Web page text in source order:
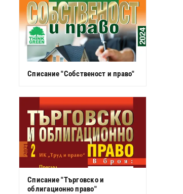
Списание "Собственост и право"
Списание "Търговско и
облигационно право"